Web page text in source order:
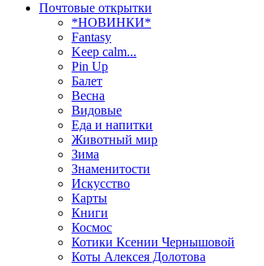
Почтовые открытки
*НОВИНКИ*
Fantasy
Keep calm...
Pin Up
Балет
Весна
Видовые
Еда и напитки
Животный мир
Зима
Знаменитости
Искусство
Карты
Книги
Космос
Котики Ксении Чернышовой
Коты Алексея Долотова